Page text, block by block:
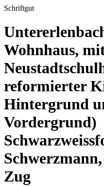
Schriftgut
Wohnhaus,
reformierter
Hintergrund
Vordergrund)
Zug